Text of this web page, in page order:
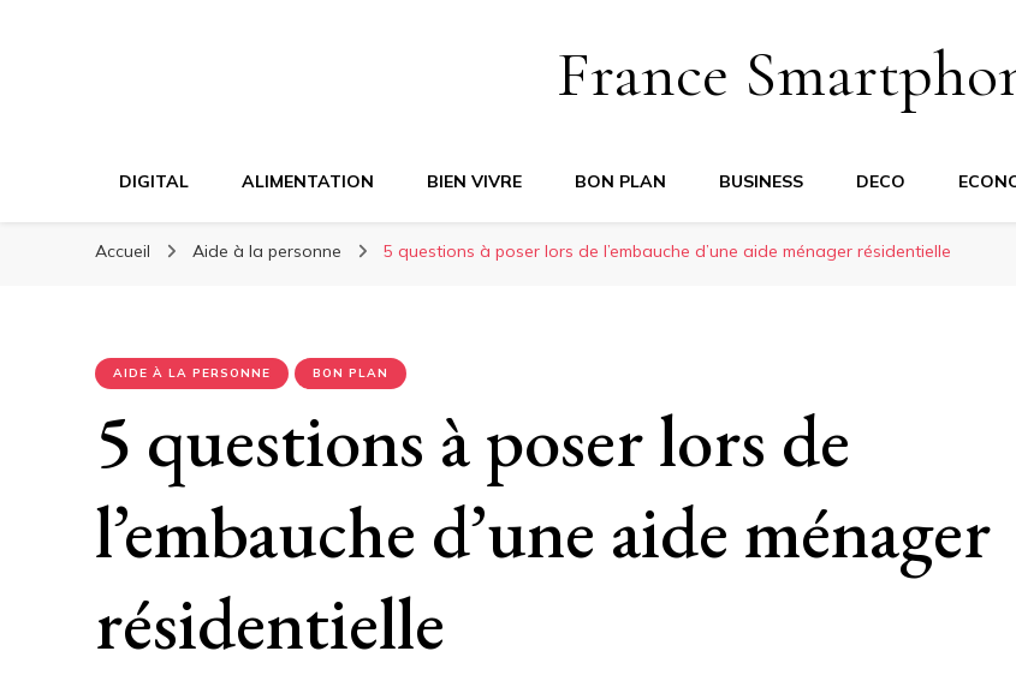
France
DIGITAL ALIMENTATION BIEN VIVRE BON PLAN BUSINESS DECO
Accueil Aide à la personne 5 questions à poser lors de l’embauche d’une aide ménager résidentielle
AIDE À LA PERSONNE BON PLAN
5 questions à poser lors de
l’embauche d’une aide ménager
résidentielle